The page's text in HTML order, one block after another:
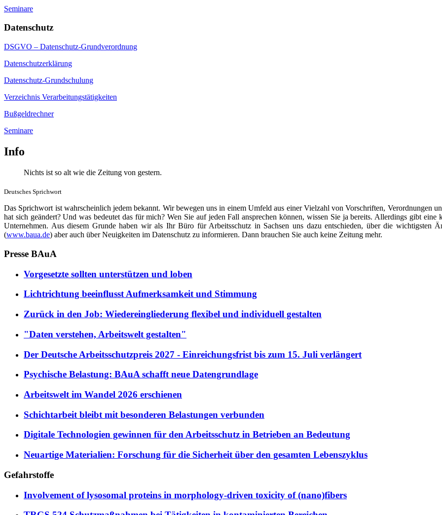
Seminare
Datenschutz
DSGVO – Datenschutz-Grundverordnung
Datenschutzerklärung
Datenschutz-Grundschulung
Verzeichnis Verarbeitungstätigkeiten
Bußgeldrechner
Seminare
Info
Nichts ist so alt wie die Zeitung von gestern.
Deutsches Sprichwort
Das Sprichwort ist wahrscheinlich jedem bekannt. Wir bewegen uns in einem Umfeld aus einer Vielzahl von Vorschriften, Verordnungen
hat sich geändert? Und was bedeutet das für mich? Wen Sie auf jeden Fall ansprechen können, wissen Sie ja bereits. Allerdings gibt
Unternehmen. Aus diesem Grunde haben wir als Ihr Büro für Arbeitsschutz in Sachsen uns dazu entschieden, über die wichtigsten
(www.baua.de) aber auch über Neuigkeiten im Datenschutz zu informieren. Dann brauchen Sie auch keine Zeitung mehr.
Presse BAuA
Vorgesetzte sollten unterstützen und loben
Lichtrichtung beeinflusst Aufmerksamkeit und Stimmung
Zurück in den Job: Wiedereingliederung flexibel und individuell gestalten
"Daten verstehen, Arbeitswelt gestalten"
Der Deutsche Arbeitsschutzpreis 2027 - Einreichungsfrist bis zum 15. Juli verlängert
Psychische Belastung: BAuA schafft neue Datengrundlage
Arbeitswelt im Wandel 2026 erschienen
Schichtarbeit bleibt mit besonderen Belastungen verbunden
Digitale Technologien gewinnen für den Arbeitsschutz in Betrieben an Bedeutung
Neuartige Materialien: Forschung für die Sicherheit über den gesamten Lebenszyklus
Gefahrstoffe
Involvement of lysosomal proteins in morphology-driven toxicity of (nano)fibers